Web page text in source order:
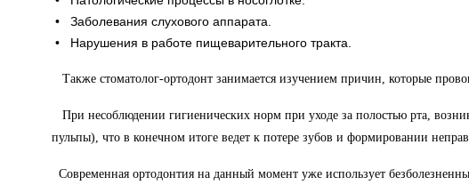
• Заболевания слухового аппарата.
• Нарушения в работе пищеварительного тракта.
Также стоматолог-ортодонт занимается изучением причин, которые
При несоблюдении гигиенических норм при уходе за полостью рта,
пульпы), что в конечном итоге ведет к потере зубов и формировании
Современная ортодонтия на данный момент уже использует